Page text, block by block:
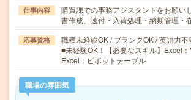
仕事内容
購買課での事務アシスタントをお願い
書作成、送付・入荷処理・納期管理・
応募資格
職種未経験OK / ブランクOK / 英語力不
■未経験OK！【必要なスキル】Excel：
Excel：ピボットテーブル
職場の雰囲気